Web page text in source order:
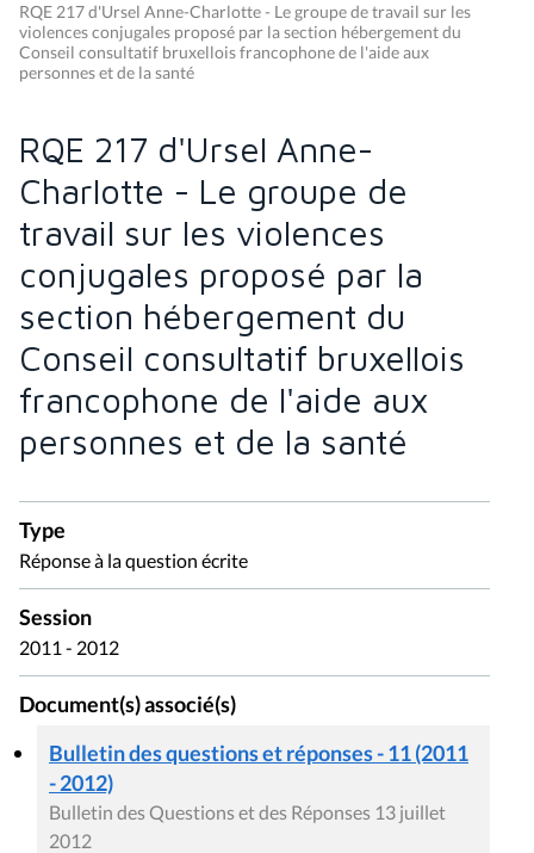
RQE 217 d'Ursel Anne-Charlotte - Le groupe de travail sur les
violences conjugales proposé par la section hébergement du
Conseil consultatif bruxellois francophone de l'aide aux
personnes et de la santé
RQE 217 d'Ursel Anne-
Charlotte - Le groupe de
travail sur les violences
conjugales proposé par la
section hébergement du
Conseil consultatif bruxellois
francophone de l'aide aux
personnes et de la santé
Type
Réponse à la question écrite
Session
2011 - 2012
Document(s) associé(s)
Bulletin des questions et réponses - 11 (2011
- 2012)
Bulletin des Questions et des Réponses 13 juillet
2012